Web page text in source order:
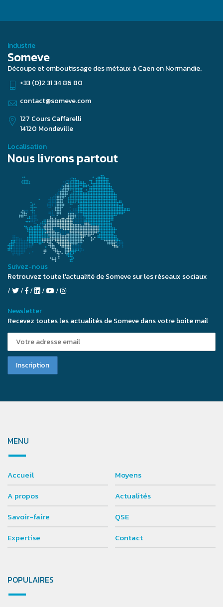
Industrie
Someve
Découpe et emboutissage des métaux à Caen en Normandie.
+33 (0)2 31 34 86 80
contact@someve.com
127 Cours Caffarelli
14120 Mondeville
Localisation
Nous livrons partout
Suivez-nous
Retrouvez toute l'actualité de Someve sur les réseaux sociaux
Newsletter
Recevez toutes les actualités de Someve dans votre boite mail
MENU
Accueil
A propos
Savoir-faire
Expertise
Moyens
Actualités
QSE
Contact
POPULAIRES